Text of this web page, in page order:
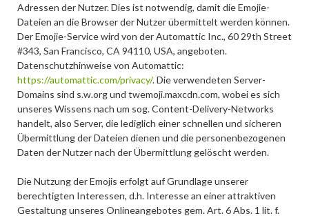
Adressen der Nutzer. Dies ist notwendig, damit die Emojie-
Dateien an die Browser der Nutzer übermittelt werden können.
Der Emojie-Service wird von der Automattic Inc., 60 29th Street
#343, San Francisco, CA 94110, USA, angeboten.
Datenschutzhinweise von Automattic:
https://automattic.com/privacy/. Die verwendeten Server-
Domains sind s.w.org und twemoji.maxcdn.com, wobei es sich
unseres Wissens nach um sog. Content-Delivery-Networks
handelt, also Server, die lediglich einer schnellen und sicheren
Übermittlung der Dateien dienen und die personenbezogenen
Daten der Nutzer nach der Übermittlung gelöscht werden.
Die Nutzung der Emojis erfolgt auf Grundlage unserer
berechtigten Interessen, d.h. Interesse an einer attraktiven
Gestaltung unseres Onlineangebotes gem. Art. 6 Abs. 1 lit. f.